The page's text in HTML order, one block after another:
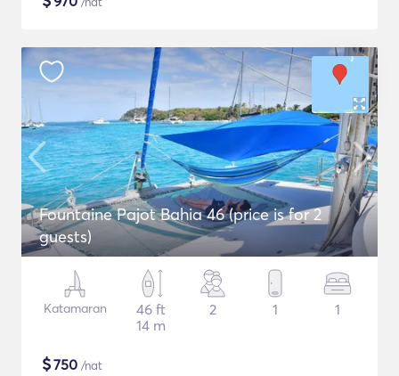
Fountaine Pajot Bahia 46 (price is for 2
guests)
Katamaran
46 ft
14 m
2 1 1
$750 /nat